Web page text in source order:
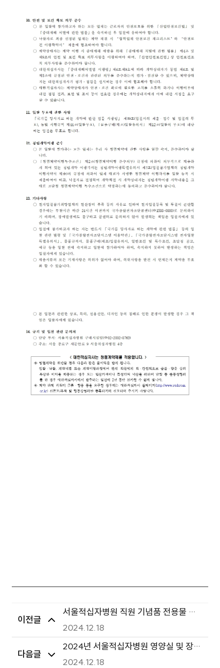
이전글
서울적십자병원 직원 기념품 전용물 구
축 및 운영용역 입찰공고
2024.12.18
다음글
2024년 서울적십자병원 영양실 및 장례
식장 김치 구매 입찰 재공고
2024.12.18